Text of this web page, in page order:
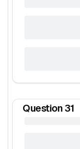
Question 31